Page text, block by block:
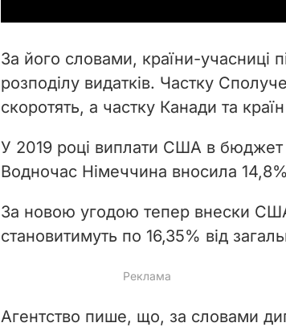
i
d
e
o
За його словами, країни-учасниці
розподілу видатків. Частку
скоротять, а частку Канади та
У 2019 році виплати США в
Водночас Німеччина вносила
За новою угодою тепер внески
становитимуть по 16,35% від
Агентство пише, що, за словами